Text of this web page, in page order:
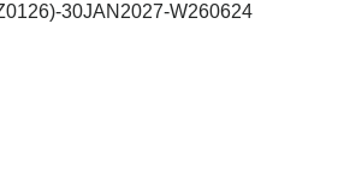
30JAN2027-W260624